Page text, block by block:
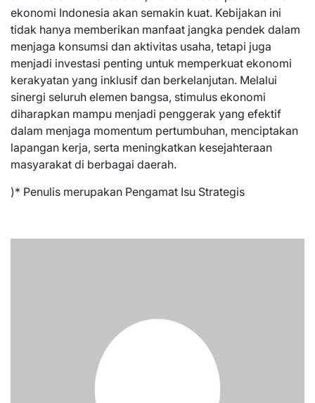
ekonomi Indonesia akan semakin kuat. Kebijakan ini
tidak hanya memberikan manfaat jangka pendek dalam
menjaga konsumsi dan aktivitas usaha, tetapi juga
menjadi investasi penting untuk memperkuat ekonomi
kerakyatan yang inklusif dan berkelanjutan. Melalui
sinergi seluruh elemen bangsa, stimulus ekonomi
diharapkan mampu menjadi penggerak yang efektif
dalam menjaga momentum pertumbuhan, menciptakan
lapangan kerja, serta meningkatkan kesejahteraan
masyarakat di berbagai daerah.
)* Penulis merupakan Pengamat Isu Strategis